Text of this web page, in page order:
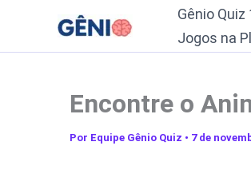
o
Gênio Quiz
Jogos na
Encontre o
Por Equipe Gênio Quiz • 7 de